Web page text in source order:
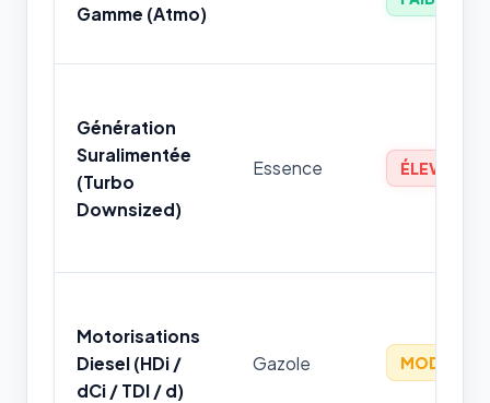
Gamme (Atmo)
Génération
Suralimentée
(Turbo
Downsized)
Essence ÉLEVÉ
Motorisations
Diesel (HDi /
dCi / TDI / d)
Gazole MODÉRÉ